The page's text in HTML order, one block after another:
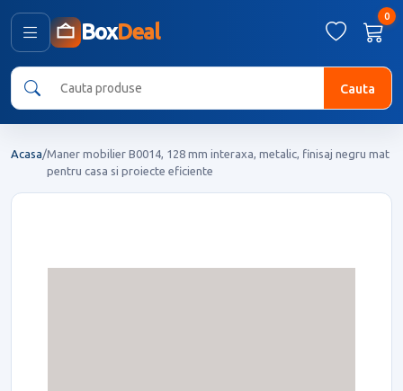
BoxDeal
0
Cauta
Acasa/Maner mobilier B0014, 128 mm interaxa, metalic, finisaj negru mat
pentru casa si proiecte eficiente